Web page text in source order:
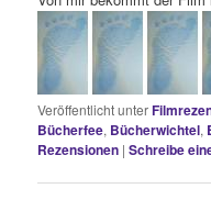
Veröffentlicht unter
Bücherfee, Bücherwichtel,
Rezensionen |Schreibe